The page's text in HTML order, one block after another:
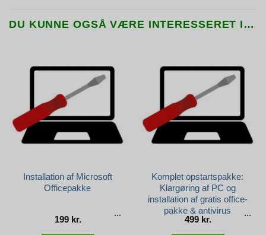
DU KUNNE OGSÅ VÆRE INTERESSERET I…
Installation af Microsoft
Officepakke
199 kr.
Komplet opstartspakke:
Klargøring af PC og
installation af gratis office-
pakke & antivirus
499 kr.